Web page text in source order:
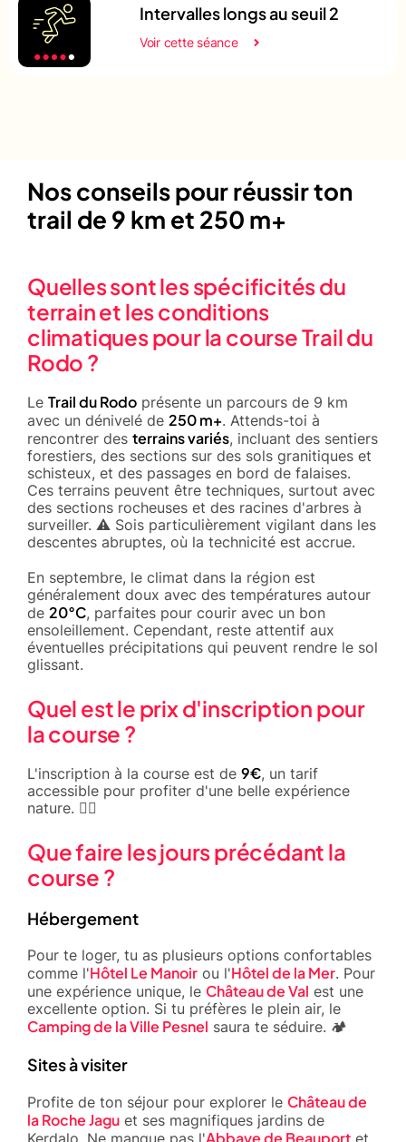
Intervalles longs au seuil 2
Voir cette séance
Nos conseils pour réussir ton
trail de 9 km et 250 m+
Quelles sont les spécificités du
terrain et les conditions
climatiques pour la course Trail du
Rodo ?
Le Trail du Rodo présente un parcours de 9 km
avec un dénivelé de 250 m+. Attends-toi à
rencontrer des terrains variés, incluant des sentiers
forestiers, des sections sur des sols granitiques et
schisteux, et des passages en bord de falaises.
Ces terrains peuvent être techniques, surtout avec
des sections rocheuses et des racines d'arbres à
surveiller. ⚠️ Sois particulièrement vigilant dans les
descentes abruptes, où la technicité est accrue.
En septembre, le climat dans la région est
généralement doux avec des températures autour
de 20°C, parfaites pour courir avec un bon
ensoleillement. Cependant, reste attentif aux
éventuelles précipitations qui peuvent rendre le sol
glissant.
Quel est le prix d'inscription pour
la course ?
L'inscription à la course est de 9€, un tarif
accessible pour profiter d'une belle expérience
nature. 🏃‍♂️
Que faire les jours précédant la
course ?
Hébergement
Pour te loger, tu as plusieurs options confortables
comme l'Hôtel Le Manoir ou l'Hôtel de la Mer. Pour
une expérience unique, le Château de Val est une
excellente option. Si tu préfères le plein air, le
Camping de la Ville Pesnel saura te séduire. 🏕️
Sites à visiter
Profite de ton séjour pour explorer le Château de
la Roche Jagu et ses magnifiques jardins de
Kerdalo. Ne manque pas l'Abbaye de Beauport et